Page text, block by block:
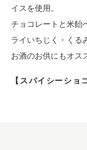
イスを使用。
チョコレートと米飴
ライいちじく・くる
お酒のお供にもオス
【スパイシーショ